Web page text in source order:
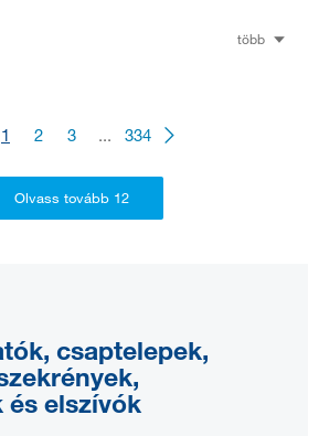
több
1 2 3 ... 334
csaptelepek,
és elszívók